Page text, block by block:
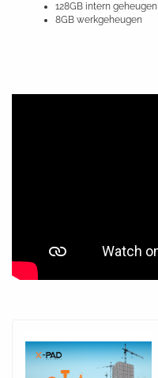
128GB intern geheugen
8GB werkgeheugen